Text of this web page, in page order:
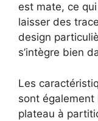
est mate, ce
laisser des
design
s’intègre bien
Les
sont également
plateau à